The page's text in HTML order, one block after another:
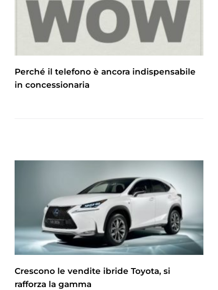
Perché il telefono è ancora indispensabile
in concessionaria
Crescono le vendite ibride Toyota, si
rafforza la gamma